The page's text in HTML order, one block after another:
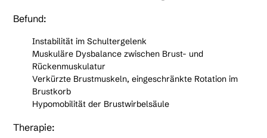
Befund:
Instabilität im Schultergelenk
Muskuläre Dysbalance zwischen Brust- und
Rückenmuskulatur
Verkürzte Brustmuskeln, eingeschränkte Rotation im
Brustkorb
Hypomobilität der Brustwirbelsäule
Therapie: